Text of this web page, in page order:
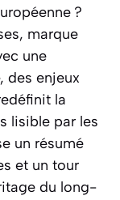
?
marque
une
des enjeux
la
lisible par les
un résumé
et un tour
du long-